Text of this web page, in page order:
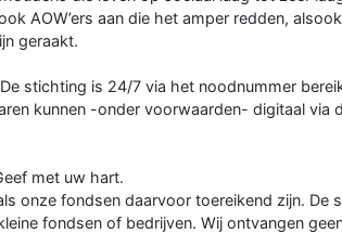
AOW’ers aan die het amper redden,
geraakt.
stichting is 24/7 via het noodnummer
kunnen -onder voorwaarden- digitaal via
met uw hart.
onze fondsen daarvoor toereikend zijn. De
fondsen of bedrijven. Wij ontvangen